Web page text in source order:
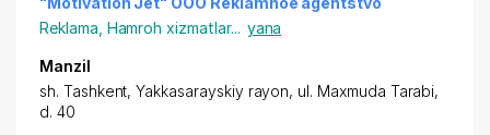
Reklama Hamroh xizmatlar... yana
Manzil
sh. Tashkent,Yakkasarayskiy rayon, ul. Maxmuda Tarabi,
d. 40